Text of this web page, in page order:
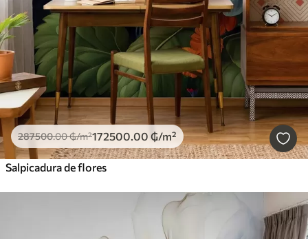
287500.00₲/m²172500.00 ₲/m²
Salpicadura de flores